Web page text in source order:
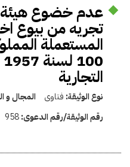
عدم خضوع هيئة
تجريه من بيوع
المستعملة
التجارية
نوع الوثيقة: فتاوى المجال و
رقم الوثيقة/رقم الدعوى:958